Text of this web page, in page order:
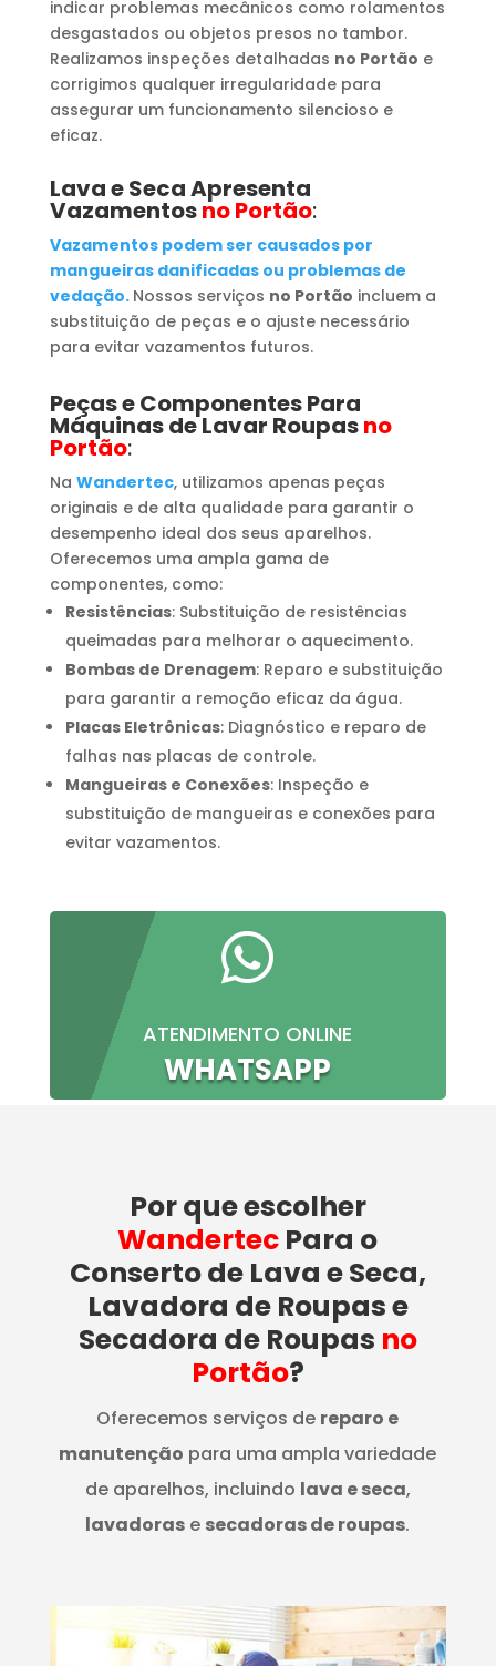
indicar problemas mecânicos como rolamentos
desgastados ou objetos presos no tambor.
Realizamos inspeções detalhadas no Portão e
corrigimos qualquer irregularidade para
assegurar um funcionamento silencioso e
eficaz.
Lava e Seca Apresenta
Vazamentosno Portão:
Vazamentos podem ser causados por
mangueiras danificadas ou problemas de
vedação. Nossos serviços no Portão incluem a
substituição de peças e o ajuste necessário
para evitar vazamentos futuros.
Peças e Componentes Para
Máquinas de Lavar Roupasno
Portão:
Na Wandertec, utilizamos apenas peças
originais e de alta qualidade para garantir o
desempenho ideal dos seus aparelhos.
Oferecemos uma ampla gama de
componentes, como:
Resistências: Substituição de resistências
queimadas para melhorar o aquecimento.
Bombas de Drenagem: Reparo e substituição
para garantir a remoção eficaz da água.
Placas Eletrônicas: Diagnóstico e reparo de
falhas nas placas de controle.
Mangueiras e Conexões: Inspeção e
substituição de mangueiras e conexões para
evitar vazamentos.

ATENDIMENTO ONLINE
WHATSAPP
Por que escolher
Wandertec Para o
Conserto de Lava e Seca,
Lavadora de Roupas e
Secadora de Roupas no
Portão?
Oferecemos serviços de reparo e
manutenção para uma ampla variedade
de aparelhos, incluindo lava e seca,
lavadoras e secadoras de roupas.